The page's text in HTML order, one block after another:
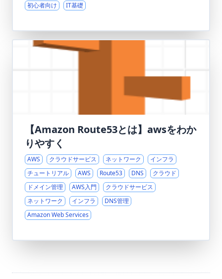
初心者向け
IT基礎
【Amazon Route53とは】awsをわか
りやすく
AWS クラウドサービス ネットワーク
インフラ
チュートリアル
AWS Route53 DNS
クラウド
ドメイン管理
AWS入門
クラウドサービス
ネットワーク
インフラ
DNS管理
Amazon Web Services